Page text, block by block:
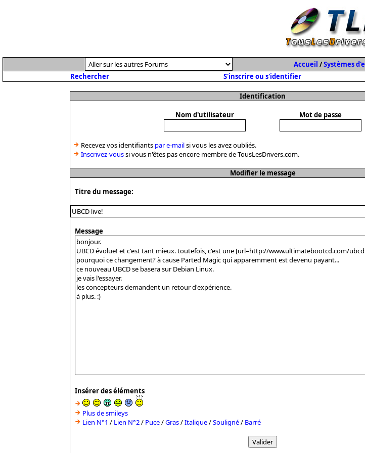
Accueil /Systèmes
Rechercher
S'inscrire ou s'identifier
Identification
Nom d'utilisateur Mot de passe
Recevez vos identifiants par e-mailsi vous les avez oubliés.
Inscrivez-voussi vous n'êtes pas encore membre de TousLesDrivers.com.
Modifier le message
Titre du message:
Message
Insérer des éléments
Plus de smileys
Lien N°1 / Lien N°2/ Puce/Gras/Italique/Souligné/ Barré